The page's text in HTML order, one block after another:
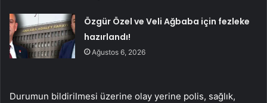
Özgür Özel ve Veli Ağbaba için fezleke
hazırlandı!
Ağustos 6, 2026
Durumun bildirilmesi üzerine olay yerine polis, sağlık,